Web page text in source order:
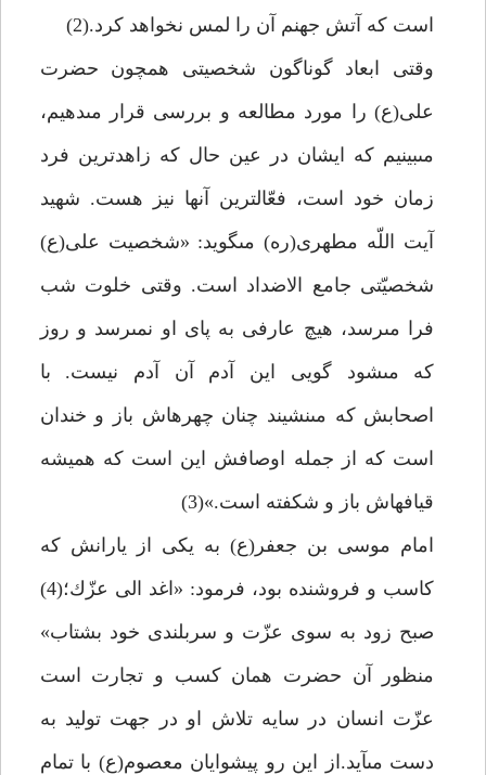
است كه آتش جهنم آن را لمس نخواهد كرد.(2)
وقتى ابعاد گوناگون شخصيتى همچون حضرت
على(ع) را مورد مطالعه و بررسى قرار مى‏دهيم،
مى‏بينيم كه ايشان در عين حال كه زاهدترين فرد
زمان خود است، فعّال‏ترين آن‏ها نيز هست. شهيد
آيت اللّه مطهرى(ره) مى‏گويد: «شخصيت على(ع)
شخصيّتى جامع الاضداد است. وقتى خلوت شب
فرا مى‏رسد، هيچ عارفى به پاى او نمى‏رسد و روز
كه مى‏شود گويى اين آدم آن آدم نيست. با
اصحابش كه مى‏نشيند چنان چهره‏اش باز و خندان
است كه از جمله اوصافش اين است كه هميشه
قيافه‏اش باز و شكفته است.»(3)
امام موسى بن جعفر(ع) به يكى از يارانش كه
كاسب و فروشنده بود، فرمود: «اغد الى عزّك؛(4)
صبح زود به سوى عزّت و سربلندى خود بشتاب»
منظور آن حضرت همان كسب و تجارت است
عزّت انسان در سايه تلاش او در جهت توليد به
دست مى‏آيد.از اين رو پيشوايان معصوم(ع) با تمام